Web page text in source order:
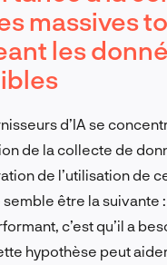
massives
les
d’IA se
de la collecte de
de l’utilisation de
être la suivante
c’est qu’il a
hypothèse peut